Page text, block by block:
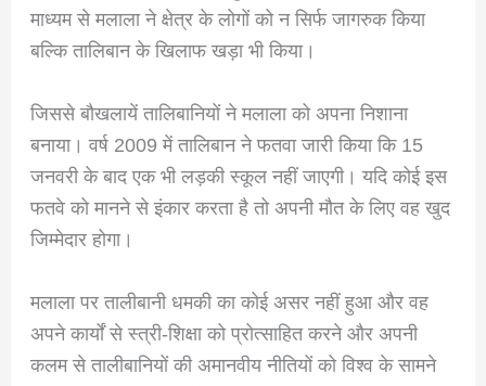
माध्यम से मलाला ने क्षेत्र के लोगों को न सिर्फ जागरुक किया
बल्कि तालिबान के खिलाफ खड़ा भी किया।
जिससे बौखलायें तालिबानियों ने मलाला को अपना निशाना
बनाया। वर्ष 2009 में तालिबान ने फतवा जारी किया कि 15
जनवरी के बाद एक भी लड़की स्कूल नहीं जाएगी। यदि कोई इस
फतवे को मानने से इंकार करता है तो अपनी मौत के लिए वह खुद
जिम्मेदार होगा।
मलाला पर तालीबानी धमकी का कोई असर नहीं हुआ और वह
अपने कार्यों से स्त्री-शिक्षा को प्रोत्साहित करने और अपनी
कलम से तालीबानियों की अमानवीय नीतियों को विश्व के सामने